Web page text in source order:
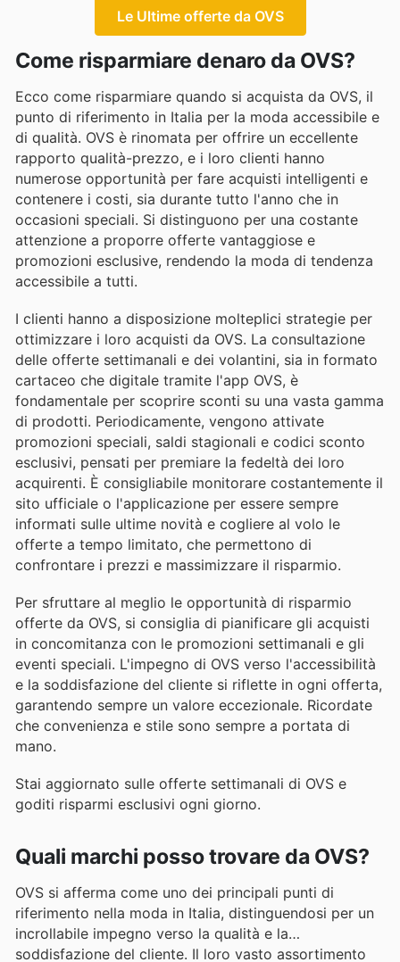
Le Ultime offerte da OVS
Come risparmiare denaro da OVS?
Ecco come risparmiare quando si acquista da OVS, il
punto di riferimento in Italia per la moda accessibile e
di qualità. OVS è rinomata per offrire un eccellente
rapporto qualità-prezzo, e i loro clienti hanno
numerose opportunità per fare acquisti intelligenti e
contenere i costi, sia durante tutto l'anno che in
occasioni speciali. Si distinguono per una costante
attenzione a proporre offerte vantaggiose e
promozioni esclusive, rendendo la moda di tendenza
accessibile a tutti.
I clienti hanno a disposizione molteplici strategie per
ottimizzare i loro acquisti da OVS. La consultazione
delle offerte settimanali e dei volantini, sia in formato
cartaceo che digitale tramite l'app OVS, è
fondamentale per scoprire sconti su una vasta gamma
di prodotti. Periodicamente, vengono attivate
promozioni speciali, saldi stagionali e codici sconto
esclusivi, pensati per premiare la fedeltà dei loro
acquirenti. È consigliabile monitorare costantemente il
sito ufficiale o l'applicazione per essere sempre
informati sulle ultime novità e cogliere al volo le
offerte a tempo limitato, che permettono di
confrontare i prezzi e massimizzare il risparmio.
Per sfruttare al meglio le opportunità di risparmio
offerte da OVS, si consiglia di pianificare gli acquisti
in concomitanza con le promozioni settimanali e gli
eventi speciali. L'impegno di OVS verso l'accessibilità
e la soddisfazione del cliente si riflette in ogni offerta,
garantendo sempre un valore eccezionale. Ricordate
che convenienza e stile sono sempre a portata di
mano.
Stai aggiornato sulle offerte settimanali di OVS e
goditi risparmi esclusivi ogni giorno.
Quali marchi posso trovare da OVS?
OVS si afferma come uno dei principali punti di
riferimento nella moda in Italia, distinguendosi per un
incrollabile impegno verso la qualità e la
soddisfazione del cliente. Il loro vasto assortimento